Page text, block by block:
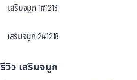
รีวิว เสริมจมูก